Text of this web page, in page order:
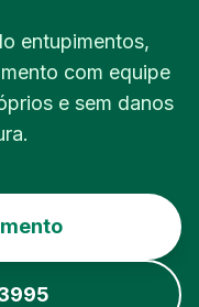
entupimentos,
com equipe
e sem danos